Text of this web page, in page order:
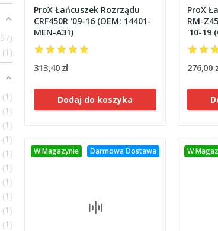
67
1
1
1
1
1
1
1
1
1
1
1
ProX Łańcuszek Rozrządu
CRF450R '09-16 (OEM: 14401-
MEN-A31)
313,40 zł
Dodaj do koszyka
ProX
RM-
'10-19
276,00
W Magazynie Darmowa Dostawa W